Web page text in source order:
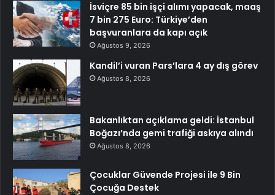
İsviçre 85 bin işçi alımı yapacak, maaş
7 bin 275 Euro: Türkiye’den
başvuranlara da kapı açık
Ağustos 9, 2026
Kandil’i vuran Pars’lara 4 ay dış görev
Ağustos 8, 2026
Bakanlıktan açıklama geldi: İstanbul
Boğazı’nda gemi trafiği askıya alındı
Ağustos 8, 2026
Çocuklar Güvende Projesi ile 9 Bin
Çocuğa Destek